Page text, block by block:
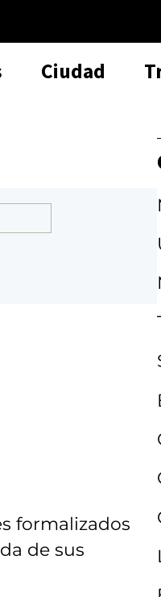
Ciudad
formalizados
de sus